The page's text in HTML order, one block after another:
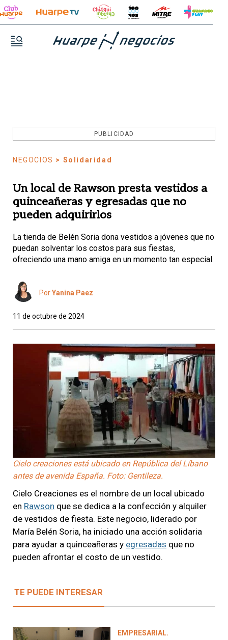
PUBLICIDAD
NEGOCIOS > Solidaridad
Un local de Rawson presta vestidos a
quinceañeras y egresadas que no
pueden adquirirlos
La tienda de Belén Soria dona vestidos a jóvenes que no
puedan solventar los costos para sus fiestas,
ofreciendo una mano amiga en un momento tan especial.
PorYanina Paez
11 de octubre de 2024
Cielo creaciones está ubicado en República del Líbano
antes de avenida España. Foto: Gentileza.
Cielo Creaciones es el nombre de un local ubicado
en Rawson que se dedica a la confección y alquiler
de vestidos de fiesta. Este negocio, liderado por
María Belén Soria, ha iniciado una acción solidaria
para ayudar a quinceañeras y egresadas que no
pueden afrontar el costo de un vestido.
TE PUEDE INTERESAR
EMPRESARIAL.